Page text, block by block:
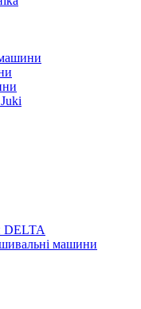
DELTA
машини